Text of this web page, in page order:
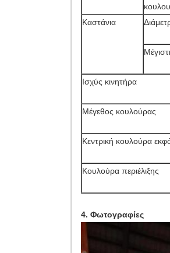
Καστάνια
Ισχύς κινητήρα
Μέγεθος κουλούρας
Κεντρική κουλούρα
Κουλούρα περιέλιξης
4. Φωτογραφίες